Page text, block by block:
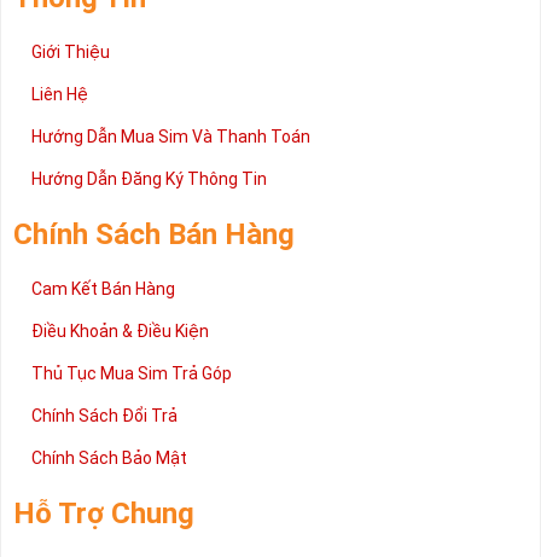
Giới Thiệu
Liên Hệ
Hướng Dẫn Mua Sim Và Thanh Toán
Hướng Dẫn Đăng Ký Thông Tin
Chính Sách Bán Hàng
Cam Kết Bán Hàng
Điều Khoản & Điều Kiện
Thủ Tục Mua Sim Trả Góp
Chính Sách Đổi Trả
Chính Sách Bảo Mật
Hỗ Trợ Chung